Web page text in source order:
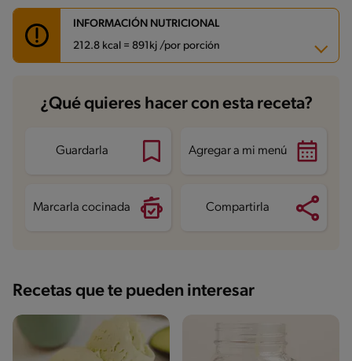
INFORMACIÓN NUTRICIONAL
212.8 kcal = 891kj /por porción
Carbohidratos
24.3 g
Energía 212.8 kcal
Proteína
Grasas saturadas 3.4 g
¿Qué quieres hacer con esta receta?
Guardarla Agregar a mi menú
Marcarla cocinada Compartirla
Recetas que te pueden interesar